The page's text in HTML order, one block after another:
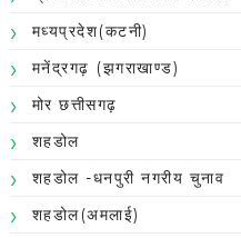
मध्यप्रदेश(कटनी)
मनेंद्रगढ़ (झगराखाण्ड)
मोर छत्तीसगढ़
शहडोल
शहडोल -धनपुरी नगरीय चुनाव
शहडोल(अमलाई)